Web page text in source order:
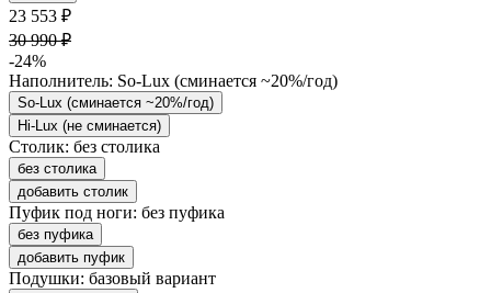
23 553 ₽
30 990 ₽
-24%
Наполнитель: So-Lux (cминается ~20%/год)
So-Lux (cминается ~20%/год)
Hi-Lux (не сминается)
Столик: без столика
без столика
добавить столик
Пуфик под ноги: без пуфика
без пуфика
добавить пуфик
Подушки: базовый вариант